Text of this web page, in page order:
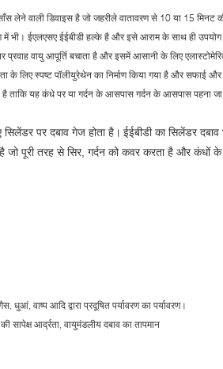
लेने वाली डिवाइस है जो जहरीले वातावरण से 10 या 15
भी। ईएलएसए ईईबीडी हल्के है और इसे आराम के साथ ही उपयोग
प्रवाह वायु आपूर्ति बचाता है और इसमें आसानी के लिए
के लिए स्पष्ट पॉलीयुरेथेन का निर्माण किया गया है और सफाई
है ताकि यह कंधे पर या गर्दन के आसपास गर्दन के आसपास पहना
पर दबाव गेज होता है। ईईबीडी का सिलेंडर
है जो पूरी तरह से सिर, गर्दन को कवर करता है और
वाष्प आदि द्वारा प्रदूषित पर्यावरण का पर्यावरण।
आर्द्रता, वायुमंडलीय दबाव का तापमान